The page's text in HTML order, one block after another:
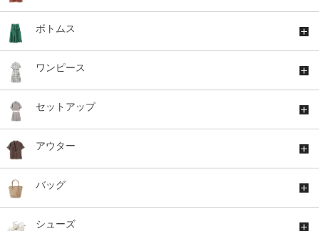
ボトムス
ワンピース
セットアップ
アウター
バッグ
シューズ